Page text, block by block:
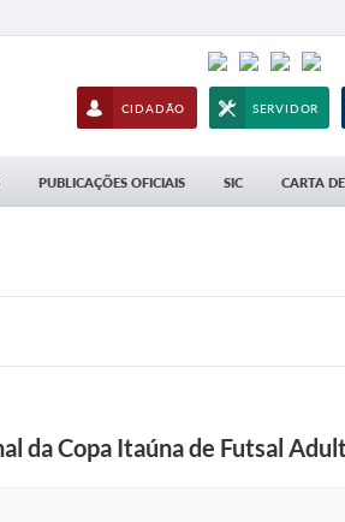
CIDADÃO SERVIDOR
PUBLICAÇÕES OFICIAIS SIC CARTA
da Copa Itaúna de Futsal